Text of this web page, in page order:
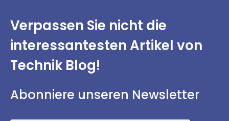
Verpassen Sie nicht die
interessantestenArtikel von
Technik Blog!
Abonniere unseren Newsletter